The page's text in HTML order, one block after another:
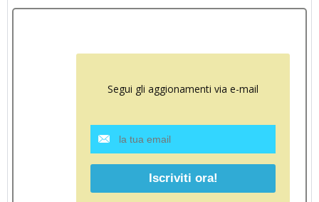
Segui gli aggionamenti via e-mail